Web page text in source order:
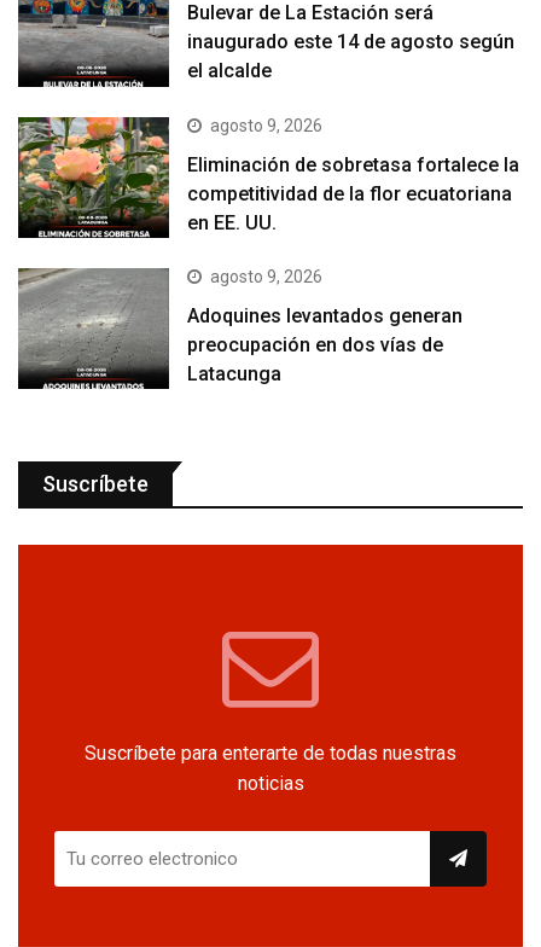
Bulevar de La Estación será
inaugurado este 14 de agosto según
el alcalde
agosto 9, 2026
Eliminación de sobretasa fortalece la
competitividad de la flor ecuatoriana
en EE. UU.
agosto 9, 2026
Adoquines levantados generan
preocupación en dos vías de
Latacunga
Suscríbete
Suscríbete para enterarte de todas nuestras
noticias